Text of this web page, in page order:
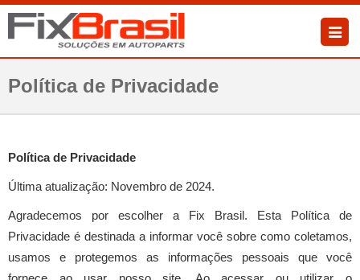
Política de Privacidade
Política de Privacidade
Última atualização: Novembro de 2024.
Agradecemos por escolher a Fix Brasil. Esta Política de
Privacidade é destinada a informar você sobre como coletamos,
usamos e protegemos as informações pessoais que você